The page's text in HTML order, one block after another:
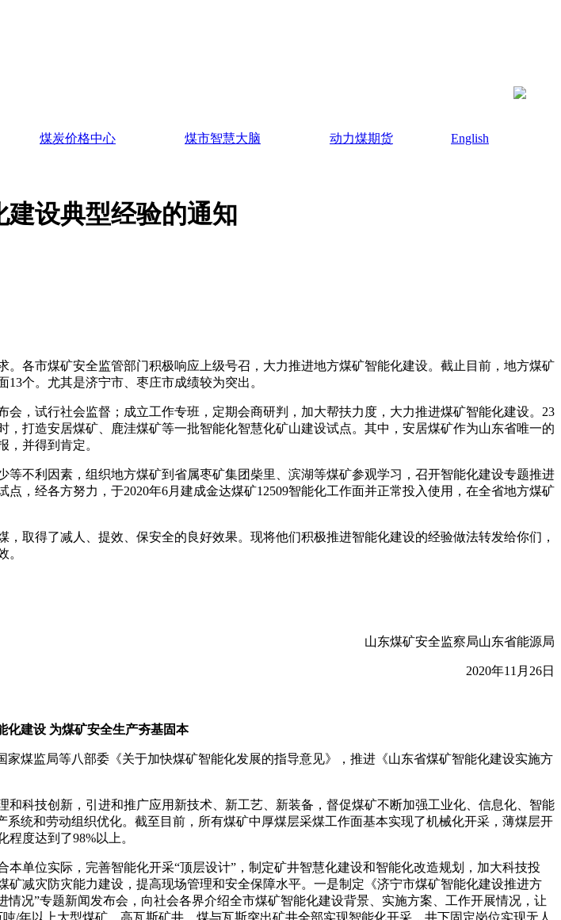
煤炭价格中心 煤市智慧大脑 动力煤期货
English
设典型经验的通知
市煤矿安全监管部门积极响应上级号召，大力推进地方煤矿智能化建设。截止目前，地方煤矿
个。尤其是济宁市、枣庄市成绩较为突出。
试行社会监督；成立工作专班，定期会商研判，加大帮扶力度，大力推进煤矿智能化建设。23
打造安居煤矿、鹿洼煤矿等一批智能化智慧化矿山建设试点。其中，安居煤矿作为山东省唯一的
并得到肯定。
利因素，组织地方煤矿到省属枣矿集团柴里、滨湖等煤矿参观学习，召开智能化建设专题推进
，经各方努力，于2020年6月建成金达煤矿12509智能化工作面并正常投入使用，在全省地方煤矿
得了减人、提效、保安全的良好效果。现将他们积极推进智能化建设的经验做法转发给你们，
。
山东煤矿安全监察局山东省能源局
2020年11月26日
化建设 为煤矿安全生产夯基固本
监局等八部委《关于加快煤矿智能化发展的指导意见》，推进《山东省煤矿智能化建设实施方
技创新，引进和推广应用新技术、新工艺、新装备，督促煤矿不断加强工业化、信息化、智能
统和劳动组织优化。截至目前，所有煤矿中厚煤层采煤工作面基本实现了机械化开采，薄煤层开
度达到了98%以上。
位实际，完善智能化开采“顶层设计”，制定矿井智慧化建设和智能化改造规划，加大科技投
减灾防灾能力建设，提高现场管理和安全保障水平。一是制定《济宁市煤矿智能化建设推进方
况”专题新闻发布会，向社会各界介绍全市煤矿智能化建设背景、实施方案、工作开展情况，让
/年以上大型煤矿、高瓦斯矿井、煤与瓦斯突出矿井全部实现智能化开采，井下固定岗位实现无人